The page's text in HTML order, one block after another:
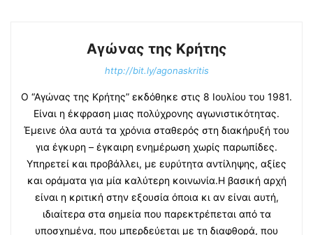
Αγώνας της Κρήτης
http://bit.ly/agonaskritis
Ο “Αγώνας της Κρήτης” εκδόθηκε στις 8 Ιουλίου του 1981.
Είναι η έκφραση μιας πολύχρονης αγωνιστικότητας.
Έμεινε όλα αυτά τα χρόνια σταθερός στη διακήρυξή του
για έγκυρη – έγκαιρη ενημέρωση χωρίς παρωπίδες.
Υπηρετεί και προβάλλει, με ευρύτητα αντίληψης, αξίες
και οράματα για μία καλύτερη κοινωνία.Η βασική αρχή
είναι η κριτική στην εξουσία όποια κι αν είναι αυτή,
ιδιαίτερα στα σημεία που παρεκτρέπεται από τα
υποσχημένα, που μπερδεύεται με τη διαφθορά, που